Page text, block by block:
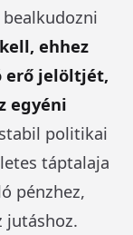
ehhez
erő jelöltjét,
egyéni
politikai
táptalaja
pénzhez,
jutáshoz.